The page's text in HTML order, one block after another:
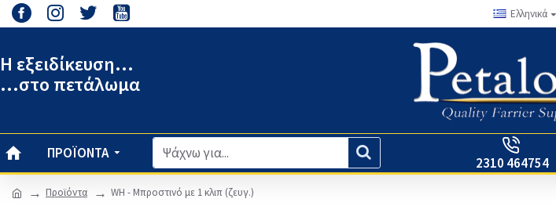
Ελληνικά
Η εξειδίκευση...
...στο πετάλωμα
ΠΡΟΪΌΝΤΑ
2310 464754
Προϊόντα WH - Μπροστινό με 1 κλιπ (ζευγ.)